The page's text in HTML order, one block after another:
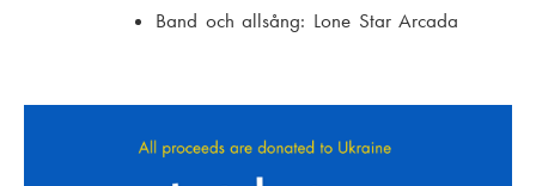
Band och allsång: Lone Star Arcada